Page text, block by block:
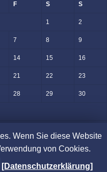
F S S
1 2
7 8 9
14 15 16
21 22 23
28 29 30
2026 •
Datenschutz
Wenn Sie diese Website
von Cookies.
[Datenschutzerklärung]